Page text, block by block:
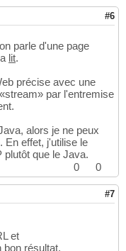
outbound =
(
request to
=
each line to the
(
#6
parle d'une page
lit.
précise avec une
par l'entremise
alors je ne peux
En effet, j'utilise le
que le Java.
0
0
#7
et
bon résultat.